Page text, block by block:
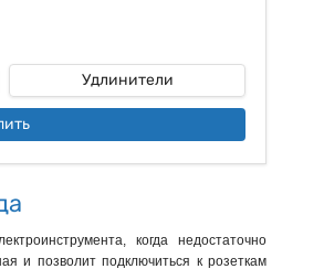
Удлинители
когда недостаточно
и позволит подключиться к розеткам